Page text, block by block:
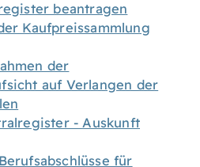
beantragen
Kaufpreissammlung
der
auf Verlangen der
- Auskunft
für